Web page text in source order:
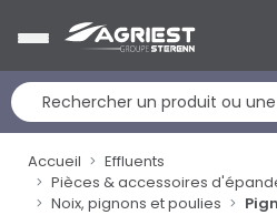
Accueil
Effluents
Pièces & accessoires
Noix, pignons et poulies